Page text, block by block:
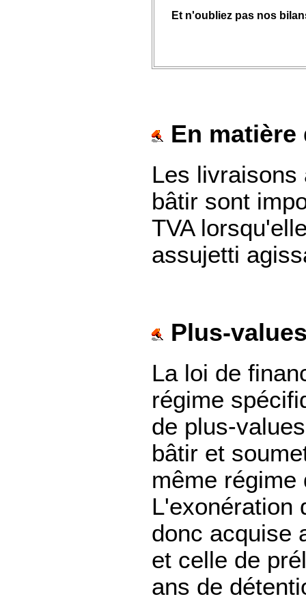
Et n'oubliez pas nos
En matière
Les livraisons
bâtir sont
TVA
assujetti
Plus-
La loi de
régime
de plus-
bâtir et
même
L'exonération
donc acquise
et celle de
ans de